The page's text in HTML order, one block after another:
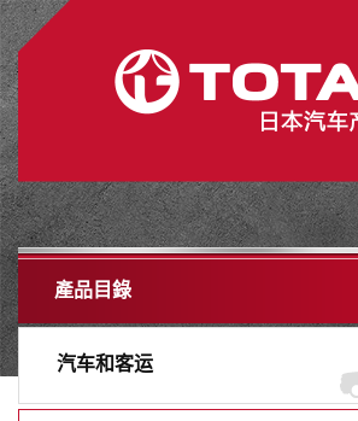
產品目錄
汽车和客运